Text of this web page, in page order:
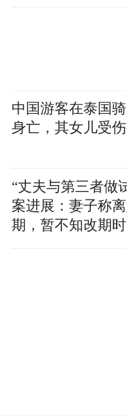
中国游客在泰国
身亡，其女儿受
“丈夫与第三者做
案进展：妻子称
期，暂不知改期